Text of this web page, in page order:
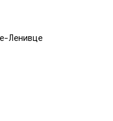
Ленивце